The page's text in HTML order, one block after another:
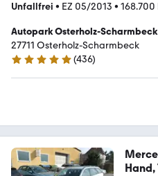
Unfallfrei • EZ 05/2013 • 168.700
Autopark Osterholz-
27711 Osterholz-Scharmbeck
4.9 Sterne
(436)
Hand,